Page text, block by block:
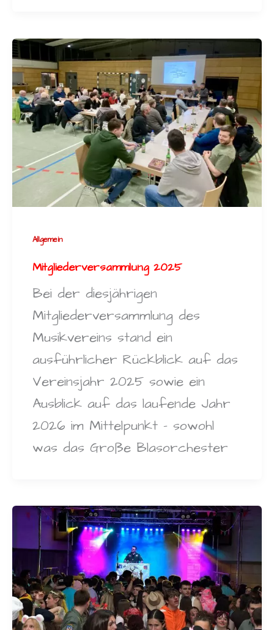
Allgemein
Mitgliederversammlung 2025
Bei der diesjährigen
Mitgliederversammlung des
Musikvereins stand ein
ausführlicher Rückblick auf das
Vereinsjahr 2025 sowie ein
Ausblick auf das laufende Jahr
2026 im Mittelpunkt – sowohl
was das Große Blasorchester